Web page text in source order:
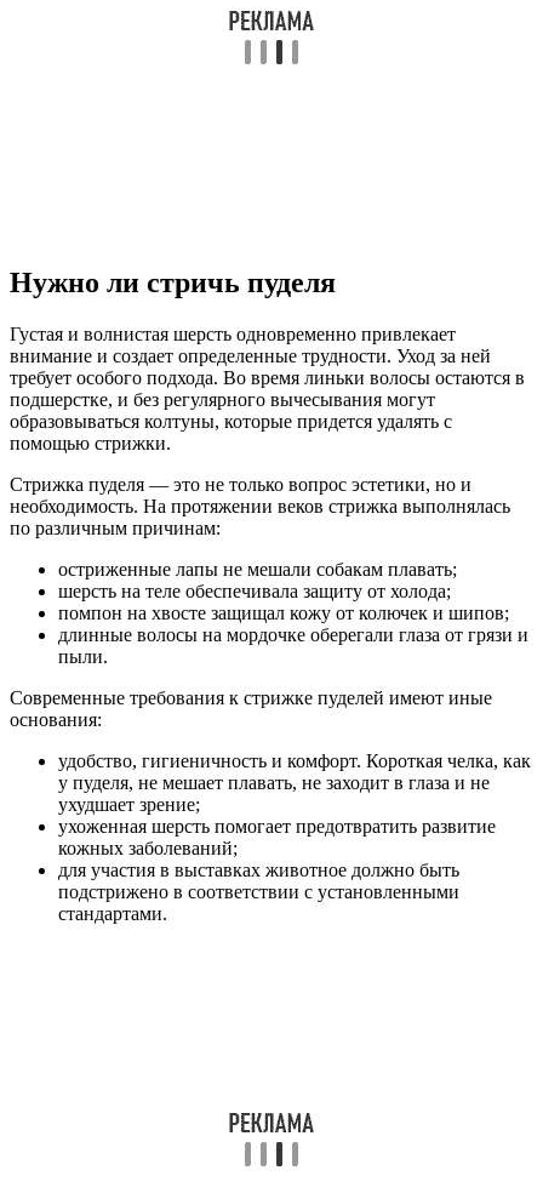
Нужно ли стричь пуделя
Густая и волнистая шерсть одновременно привлекает
внимание и создает определенные трудности. Уход за ней
требует особого подхода. Во время линьки волосы остаются в
подшерстке, и без регулярного вычесывания могут
образовываться колтуны, которые придется удалять с
помощью стрижки.
Стрижка пуделя — это не только вопрос эстетики, но и
необходимость. На протяжении веков стрижка выполнялась
по различным причинам:
остриженные лапы не мешали собакам плавать;
шерсть на теле обеспечивала защиту от холода;
помпон на хвосте защищал кожу от колючек и шипов;
длинные волосы на мордочке оберегали глаза от грязи и
пыли.
Современные требования к стрижке пуделей имеют иные
основания:
удобство, гигиеничность и комфорт. Короткая челка, как
у пуделя, не мешает плавать, не заходит в глаза и не
ухудшает зрение;
ухоженная шерсть помогает предотвратить развитие
кожных заболеваний;
для участия в выставках животное должно быть
подстрижено в соответствии с установленными
стандартами.